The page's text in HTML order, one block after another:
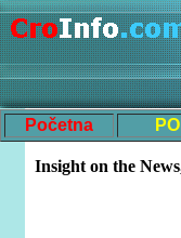
Početna
Insight on the